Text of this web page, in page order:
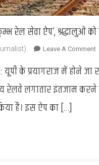
रेल सेवा ऐप’, श्रद्धालुओं
Leave A Comment
यूपी के प्रयागराज में होने
लगातार इंतजाम करने
है। इस ऐप का […]